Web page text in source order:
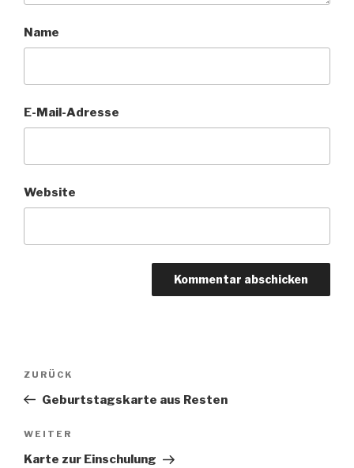
Name
E-Mail-Adresse
Website
Beitragsnavigation
Vorheriger
Beitrag
ZURÜCK
Geburtstagskarte aus Resten
Nächster
Beitrag
WEITER
Karte zur Einschulung